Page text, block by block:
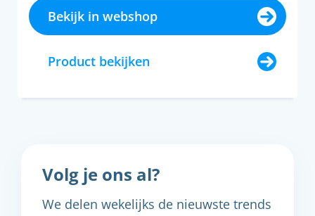
Bekijk in webshop
Product bekijken
Volg je ons al?
We delen wekelijks de nieuwste trends